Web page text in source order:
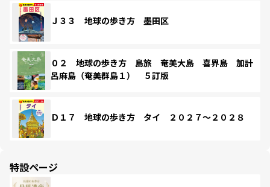
Ｊ３３ 地球の歩き方 墨田区
０２ 地球の歩き方 島旅 奄美大島 喜界島 加計
呂麻島（奄美群島１） ５訂版
Ｄ１７ 地球の歩き方 タイ ２０２７～２０２８
特設ページ